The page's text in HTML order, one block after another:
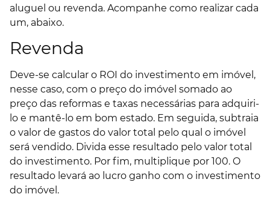
aluguel ou revenda. Acompanhe como realizar cada
um, abaixo.
Revenda
Deve-se calcular o ROI do investimento em imóvel,
nesse caso, com o preço do imóvel somado ao
preço das reformas e taxas necessárias para adquiri-
lo e mantê-lo em bom estado. Em seguida, subtraia
o valor de gastos do valor total pelo qual o imóvel
será vendido. Divida esse resultado pelo valor total
do investimento. Por fim, multiplique por 100. O
resultado levará ao lucro ganho com o investimento
do imóvel.